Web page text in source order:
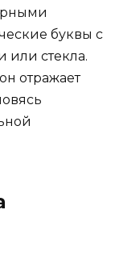
буквы с
или стекла.
отражает